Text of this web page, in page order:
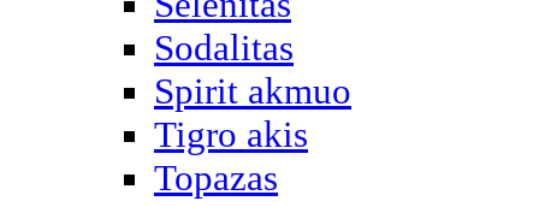
Sodalitas
Spirit akmuo
Tigro akis
Topazas